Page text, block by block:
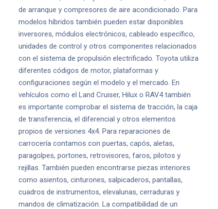
de arranque y compresores de aire acondicionado. Para
modelos híbridos también pueden estar disponibles
inversores, módulos electrónicos, cableado específico,
unidades de control y otros componentes relacionados
con el sistema de propulsión electrificado. Toyota utiliza
diferentes códigos de motor, plataformas y
configuraciones según el modelo y el mercado. En
vehículos como el Land Cruiser, Hilux o RAV4 también
es importante comprobar el sistema de tracción, la caja
de transferencia, el diferencial y otros elementos
propios de versiones 4x4. Para reparaciones de
carrocería contamos con puertas, capós, aletas,
paragolpes, portones, retrovisores, faros, pilotos y
rejillas. También pueden encontrarse piezas interiores
como asientos, cinturones, salpicaderos, pantallas,
cuadros de instrumentos, elevalunas, cerraduras y
mandos de climatización. La compatibilidad de un